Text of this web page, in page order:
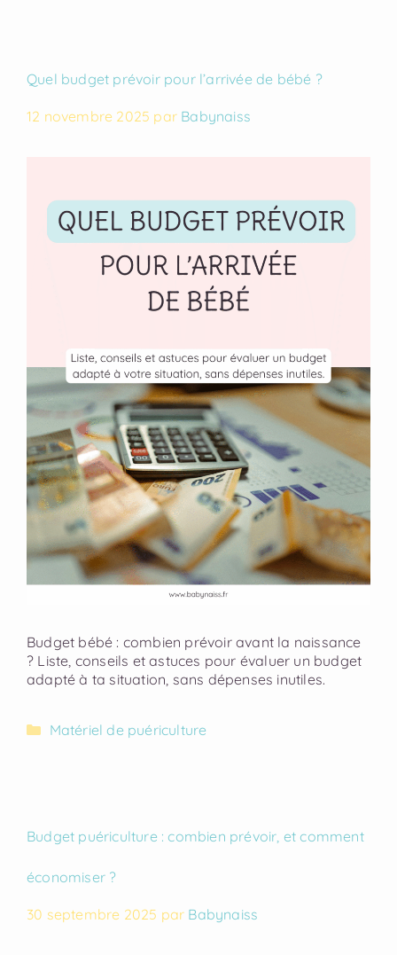
Quel budget prévoir pour l’arrivée de bébé ?
12 novembre 2025 par Babynaiss
Budget bébé : combien prévoir avant la naissance
? Liste, conseils et astuces pour évaluer un budget
adapté à ta situation, sans dépenses inutiles.
Matériel de puériculture
Budget puériculture : combien prévoir, et comment
économiser ?
30 septembre 2025 par Babynaiss